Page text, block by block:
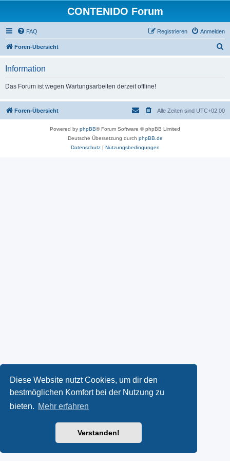
Diese Website nutzt Cookies, um dir den
bestmöglichen Komfort bei der Nutzung zu
bieten. Mehr erfahren
Verstanden!
CONTENIDO Forum
FAQ Anmelden
Registrieren
Foren-Übersicht
Information
Das Forum ist wegen Wartungsarbeiten derzeit offline!
Foren-Übersicht Alle Zeiten sind UTC+02:00
Powered by phpBB® Forum Software © phpBB Limited
Deutsche Übersetzung durch phpBB.de
Datenschutz| Nutzungsbedingungen